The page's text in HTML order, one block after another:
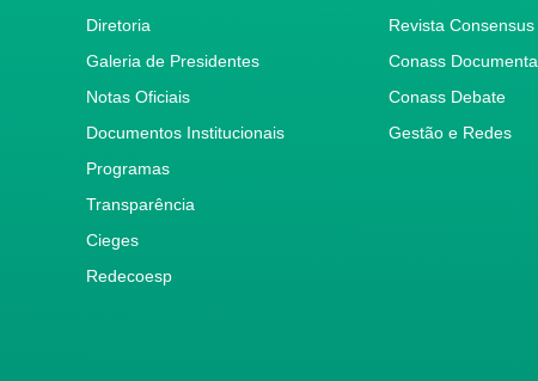
Diretoria
Galeria de Presidentes
Notas Oficiais
Documentos Institucionais
Programas
Transparência
Cieges
Redecoesp
Revista Consensus
Conass Documenta
Conass Debate
Gestão e Redes